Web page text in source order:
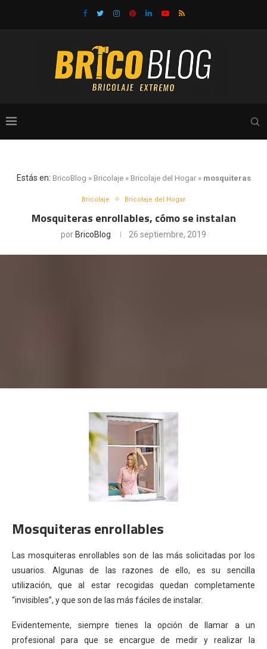
Estás en: BricoBlog » Bricolaje» Bricolaje del Hogar» mosquiteras
Bricolaje Bricolaje del Hogar
Mosquiteras enrollables, cómo se instalan
porBricoBlog 26 septiembre, 2019
Mosquiteras enrollables
Las mosquiteras enrollables son de las más solicitadas por los
usuarios. Algunas de las razones de ello, es su sencilla
utilización, que al estar recogidas quedan completamente
“invisibles”, y que son de las más fáciles de instalar.
Evidentemente, siempre tienes la opción de llamar a un
profesional para que se encargue de medir y realizar la